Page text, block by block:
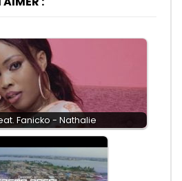
Fanicko - Nathalie